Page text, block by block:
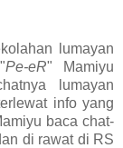
lumayan
Pe-eR" Mamiyu
lumayan
info yang
baca chat-
di rawat di RS